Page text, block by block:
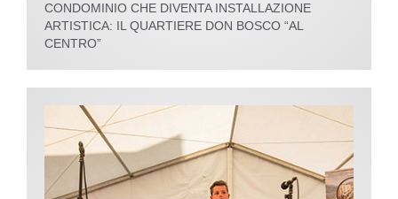
CONDOMINIO CHE DIVENTA INSTALLAZIONE
ARTISTICA: IL QUARTIERE DON BOSCO “AL
CENTRO”